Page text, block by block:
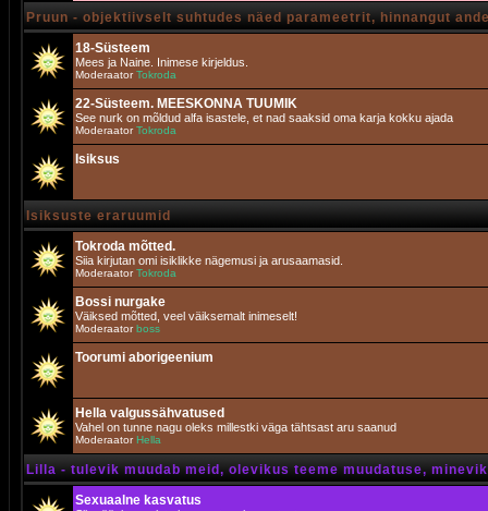
Pruun - objektiivselt suhtudes näed parameetrit, hinnangut
18-Süsteem
Mees ja Naine. Inimese kirjeldus.
ModeraatorTokroda
22-Süsteem. MEESKONNA TUUMIK
See nurk on mõldud alfa isastele, et nad saaksid oma karja kokku ajada
ModeraatorTokroda
Isiksus
Isiksuste eraruumid
Tokroda mõtted.
Siia kirjutan omi isiklikke nägemusi ja arusaamasid.
ModeraatorTokroda
Bossi nurgake
Väiksed mõtted, veel väiksemalt inimeselt!
Moderaatorboss
Toorumi aborigeenium
Hella valgussähvatused
Vahel on tunne nagu oleks millestki väga tähtsast aru saanud
Moderaator Hella
Lilla - tulevik muudab meid, olevikus teeme muudatuse,
Sexuaalne kasvatus